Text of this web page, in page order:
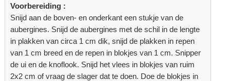
Voorbereiding :
Snijd aan de boven- en onderkant een stukje van de
aubergines. Snijd de aubergines met de schil in de lengte
in plakken van circa 1 cm dik, snijd de plakken in repen
van 1 cm breed en de repen in blokjes van 1 cm. Snipper
de ui en de knoflook. Snijd het vlees in blokjes van ruim
2x2 cm of vraag de slager dat te doen. Doe de blokjes in